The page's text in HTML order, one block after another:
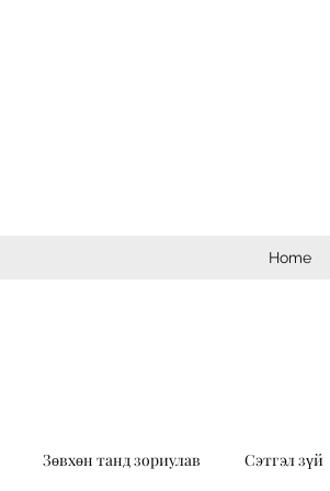
Home
Зөвхөн танд зориулав Сэтгэл зүй